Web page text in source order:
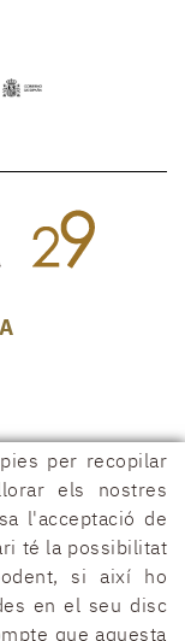
per recopilar
els nostres
l'acceptació de
té la possibilitat
si així ho
en el seu disc
que aquesta